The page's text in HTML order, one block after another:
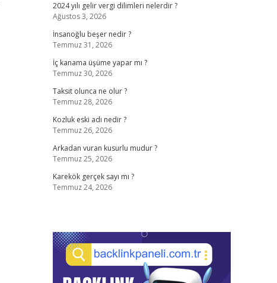
2024 yılı gelir vergi dilimleri nelerdir ?
Ağustos 3, 2026
İnsanoğlu beşer nedir ?
Temmuz 31, 2026
İç kanama üşüme yapar mı ?
Temmuz 30, 2026
Taksit olunca ne olur ?
Temmuz 28, 2026
Kozluk eski adı nedir ?
Temmuz 26, 2026
Arkadan vuran kusurlu mudur ?
Temmuz 25, 2026
Karekök gerçek sayı mı ?
Temmuz 24, 2026